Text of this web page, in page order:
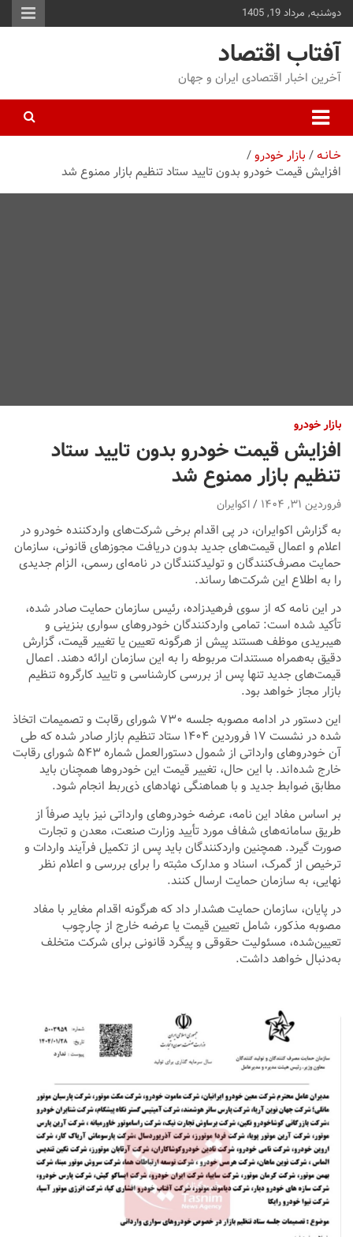
دوشنبه, مرداد 19, 1405
آفتاب اقتصاد
آخرین اخبار اقتصادی ایران و جهان
خـانـه بازار خودرو
افزایش قیمت خودرو بدون تایید ستاد تنظیم بازار ممنوع شد
بازار خودرو
افزایش قیمت خودرو بدون تایید ستاد
تنظیم بازار ممنوع شد
فروردین ۳۱, ۱۴۰۴ اکوایران
به گزارش اکوایران، در پی اقدام برخی شرکت‌های واردکننده خودرو در
اعلام و اعمال قیمت‌های جدید بدون دریافت مجوزهای قانونی، سازمان
حمایت مصرف‌کنندگان و تولیدکنندگان در نامه‌ای رسمی، الزام جدیدی
را به اطلاع این شرکت‌ها رساند.
در این نامه که از سوی فرهیدزاده، رئیس سازمان حمایت صادر شده،
تأکید شده است: تمامی واردکنندگان خودروهای سواری بنزینی و
هیبریدی موظف هستند پیش از هرگونه تعیین یا تغییر قیمت، گزارش
دقیق به‌همراه مستندات مربوطه را به این سازمان ارائه دهند. اعمال
قیمت‌های جدید تنها پس از بررسی کارشناسی و تایید کارگروه تنظیم
بازار مجاز خواهد بود.
این دستور در ادامه مصوبه جلسه ۷۳۰ شورای رقابت و تصمیمات اتخاذ
شده در نشست ۱۷ فروردین ۱۴۰۴ ستاد تنظیم بازار صادر شده که طی
آن خودروهای وارداتی از شمول دستورالعمل شماره ۵۴۳ شورای رقابت
خارج شده‌اند. با این حال، تغییر قیمت این خودروها همچنان باید
مطابق ضوابط جدید و با هماهنگی نهادهای ذی‌ربط انجام شود.
بر اساس مفاد این نامه، عرضه خودروهای وارداتی نیز باید صرفاً از
طریق سامانه‌های شفاف مورد تأیید وزارت صنعت، معدن و تجارت
صورت گیرد. همچنین واردکنندگان باید پس از تکمیل فرآیند واردات و
ترخیص از گمرک، اسناد و مدارک مثبته را برای بررسی و اعلام نظر
نهایی، به سازمان حمایت ارسال کنند.
در پایان، سازمان حمایت هشدار داد که هرگونه اقدام مغایر با مفاد
مصوبه مذکور، شامل تعیین قیمت یا عرضه خارج از چارچوب
تعیین‌شده، مسئولیت حقوقی و پیگرد قانونی برای شرکت متخلف
به‌دنبال خواهد داشت.